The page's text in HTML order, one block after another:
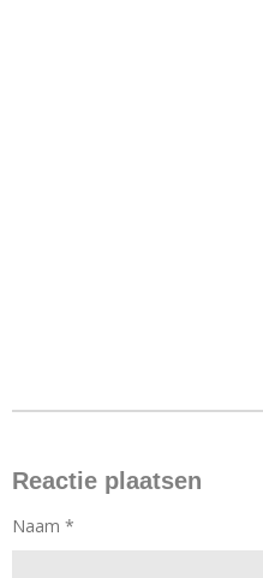
Reactie plaatsen
Naam *